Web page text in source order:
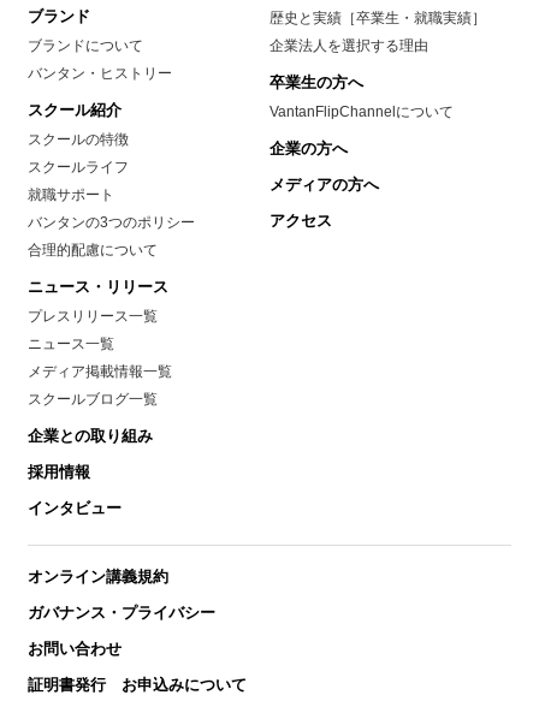
ブランド
ブランドについて
バンタン・ヒストリー
スクール紹介
スクールの特徴
スクールライフ
就職サポート
バンタンの3つのポリシー
合理的配慮について
ニュース・リリース
プレスリリース一覧
ニュース一覧
メディア掲載情報一覧
スクールブログ一覧
企業との取り組み
採用情報
インタビュー
歴史と実績［卒業生・就職実績］
企業法人を選択する理由
卒業生の方へ
VantanFlipChannelについて
企業の方へ
メディアの方へ
アクセス
オンライン講義規約
ガバナンス・プライバシー
お問い合わせ
証明書発行 お申込みについて